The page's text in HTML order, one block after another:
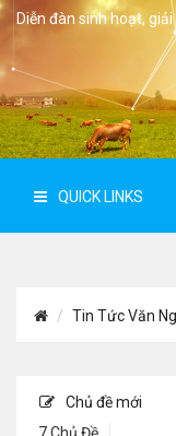
Diễn đàn sinh hoạt, giải
QUICK LINKS
Tin Tức Văn
Chủ đề mới